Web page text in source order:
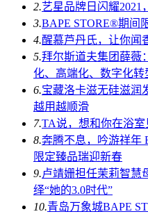
2.艺星品牌日闪耀2021
3.BAPE STORE®期间
4.醒慕芦丹氏，让你闻
5.拜尔斯道夫集团薛薇
化、高端化、数字化转
6.宝藏洛卡滋无硅滋润
越用越顺滑
7.TA说，想和你在浴室
8.奔腾不息，吟游祥年
限定臻品瑞迎新春
9.卢靖姗担任茉莉智慧
绎“她的3.0时代”
10.青岛万象城BAPE